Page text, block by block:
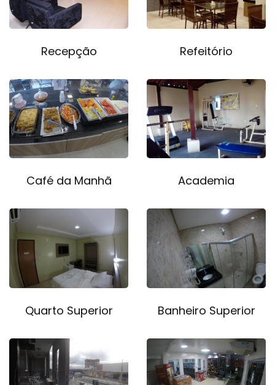
Recepção Refeitório
Café da Manhã Academia
Quarto Superior Banheiro Superior